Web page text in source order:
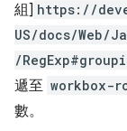
組] https://
US/docs/Web/
/
遞至 workbox-
數。